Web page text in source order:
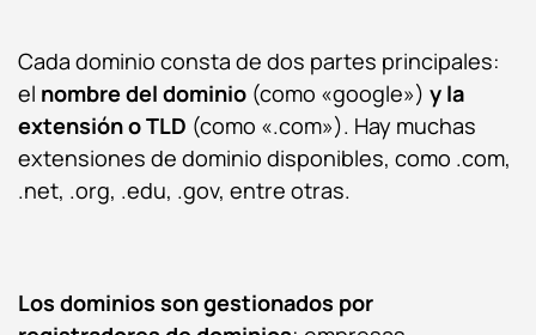
Cada dominio consta de dos partes principales:
el nombre del dominio (como «google») y la
extensión o TLD (como «.com»). Hay muchas
extensiones de dominio disponibles, como .com,
.net, .org, .edu, .gov, entre otras.
Los dominios son gestionados por